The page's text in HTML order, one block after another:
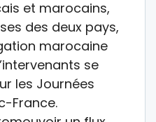
et marocains,
des deux pays,
marocaine
se
les Journées
France.